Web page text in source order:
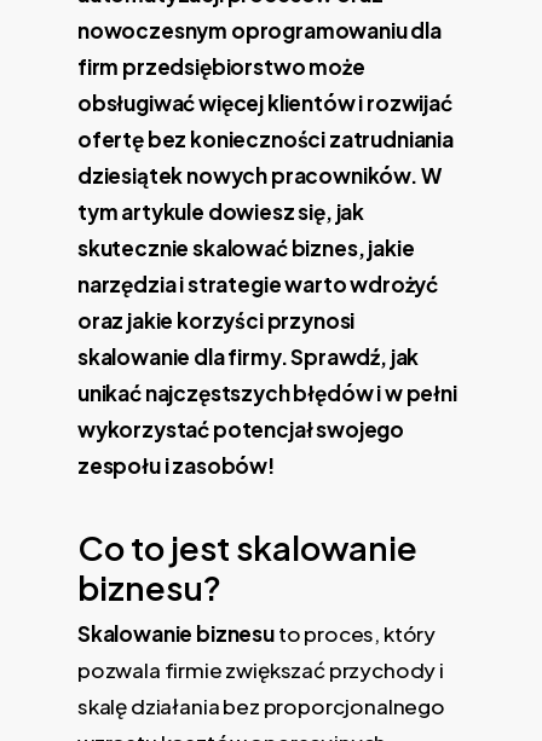
nowoczesnym oprogramowaniu dla
firm przedsiębiorstwo może
obsługiwać więcej klientów i rozwijać
ofertę bez konieczności zatrudniania
dziesiątek nowych pracowników. W
tym artykule dowiesz się, jak
skutecznie skalować biznes, jakie
narzędzia i strategie warto wdrożyć
oraz jakie korzyści przynosi
skalowanie dla firmy. Sprawdź, jak
unikać najczęstszych błędów i w pełni
wykorzystać potencjał swojego
zespołu i zasobów!
Co to jest skalowanie
biznesu?
Skalowanie biznesuto proces, który
pozwala firmie zwiększać przychody i
skalę działania bez proporcjonalnego